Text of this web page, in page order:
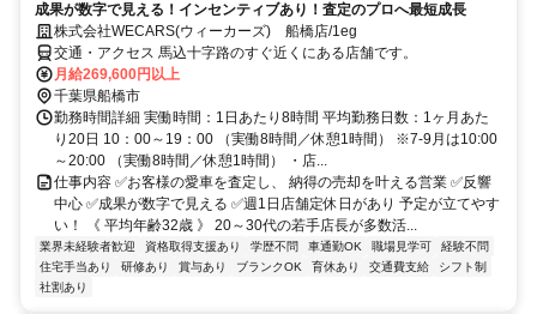
成果が数字で見える！インセンティブあり！査定のプロへ最短成長
株式会社WECARS(ウィーカーズ) 船橋店/1eg
交通・アクセス 馬込十字路のすぐ近くにある店舗です。
月給269,600円以上
千葉県船橋市
勤務時間詳細 実働時間：1日あたり8時間 平均勤務日数：1ヶ月あた
り20日 10：00～19：00 （実働8時間／休憩1時間） ※7-9月は10:00
～20:00 （実働8時間／休憩1時間） ・店...
仕事内容 ✅お客様の愛車を査定し、 納得の売却を叶える営業 ✅反響
中心 ✅成果が数字で見える ✅週1日店舗定休日があり 予定が立てやす
い！ 《 平均年齢32歳 》 20～30代の若手店長が多数活...
業界未経験者歓迎 資格取得支援あり 学歴不問 車通勤OK 職場見学可
経験不問
住宅手当あり
研修あり 賞与あり ブランクOK 育休あり 交通費支給
シフト制
社割あり